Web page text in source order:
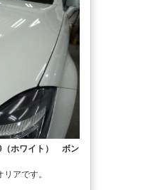
（ホワイト） ボン
アです。